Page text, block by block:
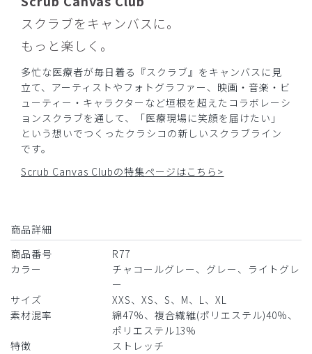
スクラブをキャンバスに。
もっと楽しく。
多忙な医療者が毎日着る『スクラブ』をキャンバスに見
立て、アーティストやフォトグラファー、映画・音楽・ビ
ューティー・キャラクターなど垣根を超えたコラボレーシ
ョンスクラブを通して、「医療現場に笑顔を届けたい」
という想いでつくったクラシコの新しいスクラブライン
です。
Scrub Canvas Clubの特集ページはこちら>
商品詳細
商品番号
R77
カラー
チャコールグレー、グレー、ライトグレ
ー
サイズ
XXS、XS、S、M、L、XL
素材混率
綿47%、複合繊維(ポリエステル)40%、
ポリエステル13%
特徴
ストレッチ